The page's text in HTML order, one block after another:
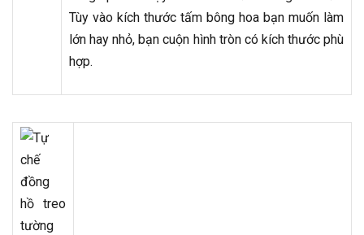
Tùy vào kích thước tấm bông hoa bạn muốn làm
lớn hay nhỏ, bạn cuộn hình tròn có kích thước phù
hợp.